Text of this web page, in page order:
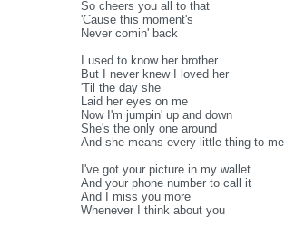
So cheers you all to that
'Cause this moment's
Never comin' back
I used to know her brother
But I never knew I loved her
'Til the day she
Laid her eyes on me
Now I'm jumpin' up and down
She's the only one around
And she means every little thing to me
I've got your picture in my wallet
And your phone number to call it
And I miss you more
Whenever I think about you